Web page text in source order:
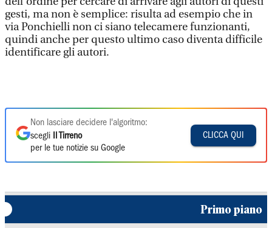
gesti, ma non è semplice: risulta ad esempio che in
via Ponchielli non ci siano telecamere funzionanti,
quindi anche per questo ultimo caso diventa difficile
identificare gli autori.
Non lasciare decidere l'algoritmo:
scegli
Il Tirreno
per le tue notizie su Google
CLICCA QUI
Primo piano